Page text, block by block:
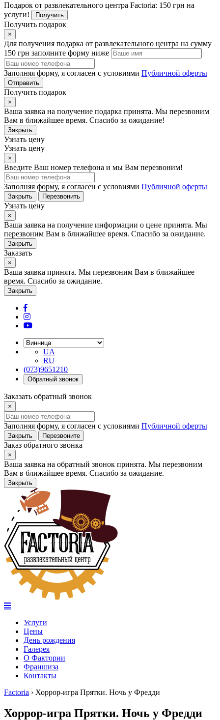
Подарок от развлекательного центра Factoria: 150 грн на
услуги!
Получить
Получить подарок
×
Для получения подарка от развлекательного центра на сумму
150 грн заполните форму ниже
Заполняя форму, я согласен с условиями Публичной оферты
Отправить
Получить подарок
×
Ваша заявка на получение подарка принята. Мы перезвоним
Вам в ближайшее время. Спасибо за ожидание!
Закрыть
Узнать цену
Узнать цену
×
Введите Ваш номер телефона и мы Вам перезвоним!
Заполняя форму, я согласен с условиями Публичной оферты
Закрыть Перезвонить
Узнать цену
×
Ваша заявка на получение информации о цене принята. Мы
перезвоним Вам в ближайшее время. Спасибо за ожидание.
Закрыть
Заказать
×
Ваша заявка принята. Мы перезвоним Вам в ближайшее
время. Спасибо за ожидание.
Закрыть
UA
RU
(073)9651210
Обратный звонок
Заказать обратный звонок
×
Заполняя форму, я согласен с условиями Публичной оферты
Закрыть Перезвоните
Заказ обратного звонка
×
Ваша заявка на обратный звонок принята. Мы перезвоним
Вам в ближайшее время. Спасибо за ожидание.
Закрыть
Услуги
Цены
День рождения
Галерея
О Фактории
Франшиза
Контакты
Factoria › Хоррор-игра Прятки. Ночь у Фредди
Хоррор-игра Прятки. Ночь у Фредди